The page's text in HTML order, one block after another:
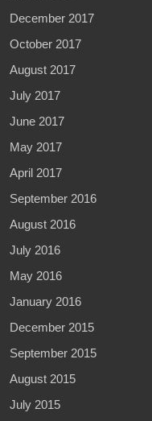
December 2017
October 2017
August 2017
July 2017
June 2017
May 2017
April 2017
September 2016
August 2016
July 2016
May 2016
January 2016
December 2015
September 2015
August 2015
July 2015